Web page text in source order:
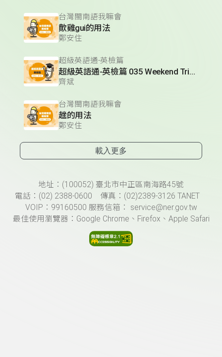
台灣閩南語我嘛會
歕雞gui的用法
鄭安住
超級英語通-英檢篇
超級英語通-英檢篇 035 Weekend Trip- 週末旅遊
齊斌
台灣閩南語我嘛會
趖的用法
鄭安住
載入更多
頁尾資訊地址：(100052) 臺北市中正區南海路45號
電話：(02) 2388-0600 傳真：(02)2389-3126 TANET
VOIP：99160500 服務信箱： service@ner.gov.tw
最佳使用瀏覽器：Google Chrome、Firefox、Apple Safari